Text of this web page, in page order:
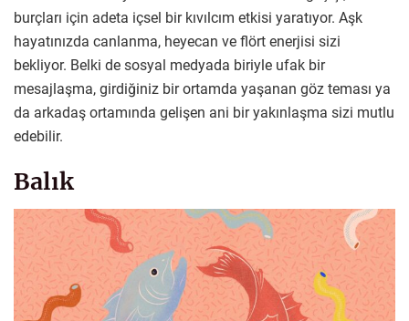
burçları için adeta içsel bir kıvılcım etkisi yaratıyor. Aşk
hayatınızda canlanma, heyecan ve flört enerjisi sizi
bekliyor. Belki de sosyal medyada biriyle ufak bir
mesajlaşma, girdiğiniz bir ortamda yaşanan göz teması ya
da arkadaş ortamında gelişen ani bir yakınlaşma sizi mutlu
edebilir.
Balık